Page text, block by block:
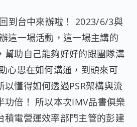
到台中來辦啦！ 2023/6/3與
這一場活動，這一場主講的
幫助自己能夠好好的跟團隊溝
心思在如何溝通，到頭來可
以懂得如何透過PSR架構與流
功倍！ 所以本次IMV品書俱樂
積電營運效率部門主管的彭建